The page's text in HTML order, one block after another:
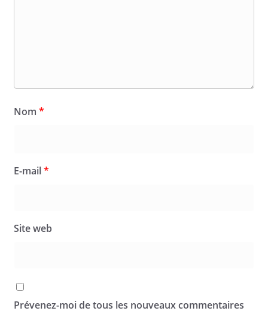
Nom *
E-mail*
Site web
Prévenez-moi de tous les nouveaux commentaires